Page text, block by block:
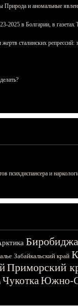
и аномальные
2025 в Болгарии, в
сталинских репрессий:
психдиспансера и
Забайкальский край
Приморский
ЧукоткаЮжно-